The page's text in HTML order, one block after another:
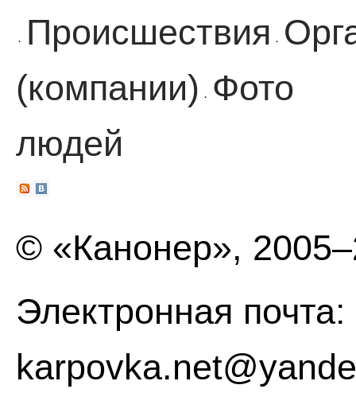
· Происшествия ·
(компании)
·
Фото
людей
© «Канонер»,
Электронная почта: